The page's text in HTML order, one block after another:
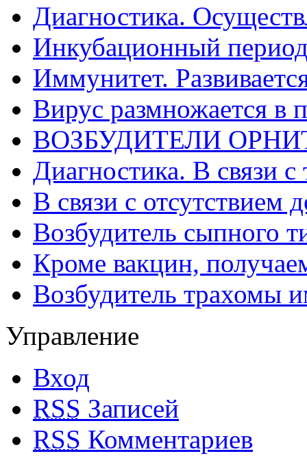
Диагностика.
Инкубационный
Иммунитет.
Вирус размножается в
ВОЗБУДИТЕЛИ
Диагностика. В связи с
В связи с отсутствием
Возбудитель сыпного
Кроме вакцин,
Возбудитель трахомы
Управление
Вход
RSS Записей
RSS Комментариев